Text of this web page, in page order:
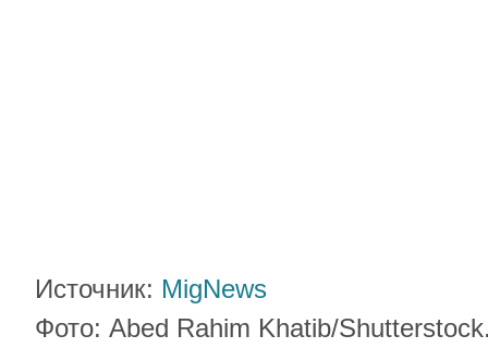
Источник: MigNews
Фото: Abed Rahim Khatib/